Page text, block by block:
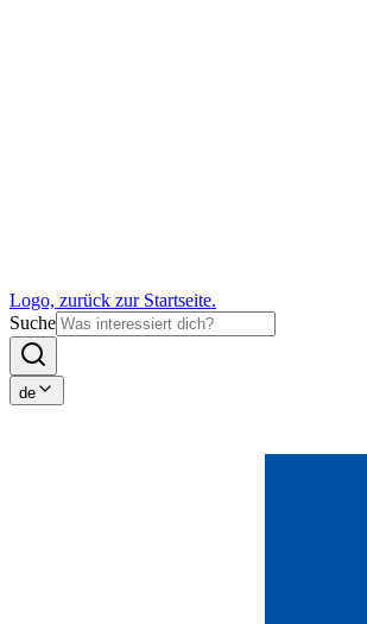
Logo, zurück zur Startseite.
Suche
de